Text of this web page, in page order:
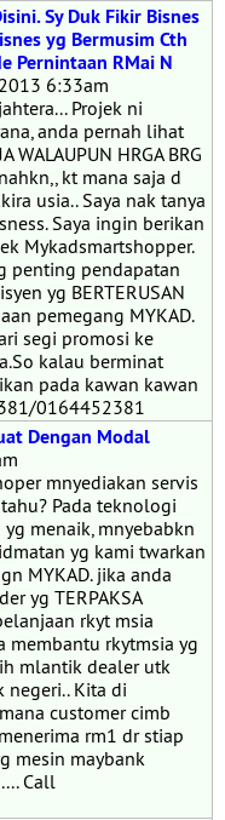
Sy Duk Fikir Bisnes
yg Bermusim Cth
Pernintaan RMai N
6:33am
Projek ni
anda pernah lihat
WALAUPUN HRGA BRG
kt mana saja d
usia.. Saya nak tanya
Saya ingin berikan
Mykadsmartshopper.
penting pendapatan
yg BERTERUSAN
pemegang MYKAD.
segi promosi ke
kalau berminat
pada kawan kawan
0164452381
Dengan Modal
mnyediakan servis
Pada teknologi
menaik, mnyebabkn
yg kami twarkan
MYKAD. jika anda
yg TERPAKSA
rkyt msia
membantu rkytmsia yg
mlantik dealer utk
negeri.. Kita di
customer cimb
rm1 dr stiap
mesin maybank
Call